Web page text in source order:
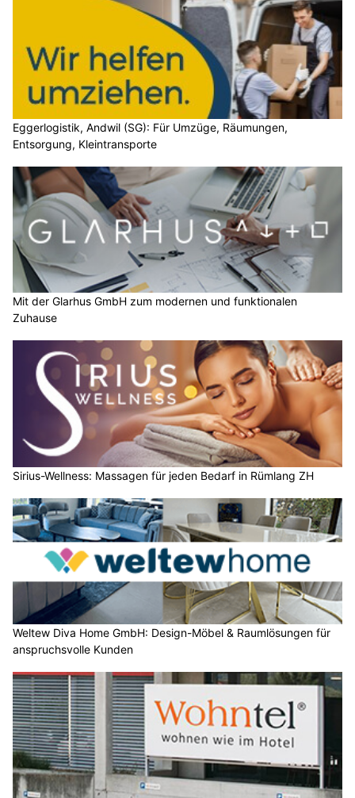
Eggerlogistik, Andwil (SG): Für Umzüge, Räumungen,
Entsorgung, Kleintransporte
Mit der Glarhus GmbH zum modernen und funktionalen
Zuhause
Sirius-Wellness: Massagen für jeden Bedarf in Rümlang ZH
Weltew Diva Home GmbH: Design-Möbel & Raumlösungen für
anspruchsvolle Kunden